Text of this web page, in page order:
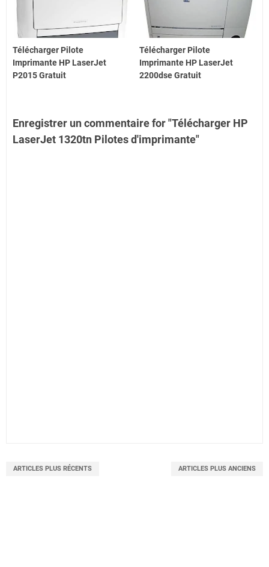
Télécharger Pilote
Imprimante HP LaserJet
P2015 Gratuit
Télécharger Pilote
Imprimante HP LaserJet
2200dse Gratuit
Enregistrer un commentaire for "Télécharger HP
LaserJet 1320tn Pilotes d'imprimante"
ARTICLES PLUS RÉCENTS ARTICLES PLUS ANCIENS